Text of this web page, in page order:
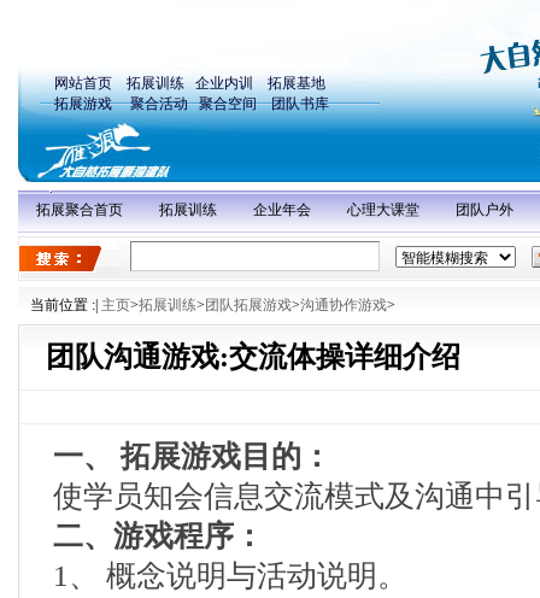
网站首页 拓展训练 企业内训
拓展基地
拓展游戏
聚合活动 聚合空间 团队书库
拓展聚合首页 拓展训练 企业年会 心理大课堂 团队户外
当前位置 :| 主页>拓展训练> 团队拓展游戏>沟通协作游戏>
团队沟通游戏:交流体操详细介绍
一、 拓展游戏目的：
使学员知会信息交流模式及沟通中
二、游戏程序：
1、 概念说明与活动说明。